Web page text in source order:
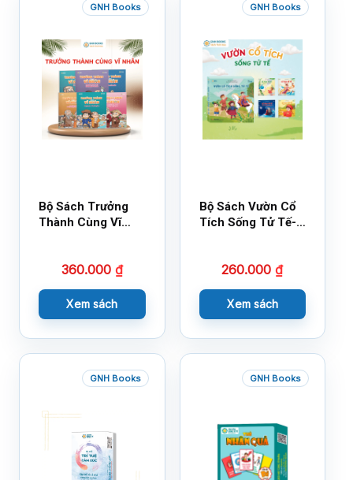
GNH Books
Bộ Sách Trưởng
Thành Cùng Vĩ
360.000 ₫
Xem sách
GNH Books
Bộ Sách Vườn Cổ
Tích Sống Tử Tế-
260.000₫
Xem sách
GNH Books GNH Books